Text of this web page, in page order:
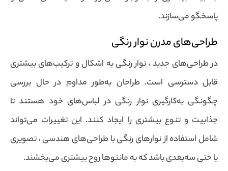
پاسخگو می‌سازند.
طراحی‌های مدرن نوار رنگی
در طراحی‌های جدید ، نوار رنگی به اشکال و ترکیب‌های بیشتری
قابل دسترسی است. طراحان به‌طور مداوم در حال بررسی
چگونگی به‌کارگیری نوار رنگی در لباس‌های خود هستند تا
جذابیت و تنوع بیشتری را ایجاد کنند. این تغییرات می‌تواند
شامل استفاده از نوارهای رنگی با طراحی‌های هندسی ، تصویری
یا حتی سه‌بعدی باشد که به مانتوها روح بیشتری می‌بخشند.